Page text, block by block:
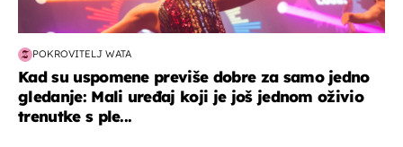
POKROVITELJ WATA
Kad su uspomene previše dobre za samo jedno
gledanje: Mali uređaj koji je još jednom oživio
trenutke s ple...